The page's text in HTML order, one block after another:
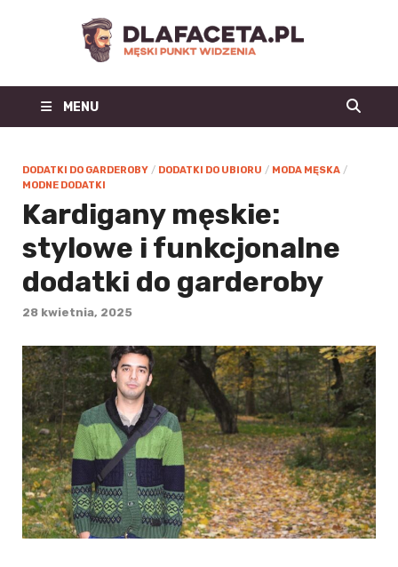
|
MENU
DODATKI DO GARDEROBY / DODATKI DO UBIORU / MODA MĘSKA /
MODNE DODATKI
Kardigany męskie:
stylowe i funkcjonalne
dodatki do garderoby
28 kwietnia, 2025